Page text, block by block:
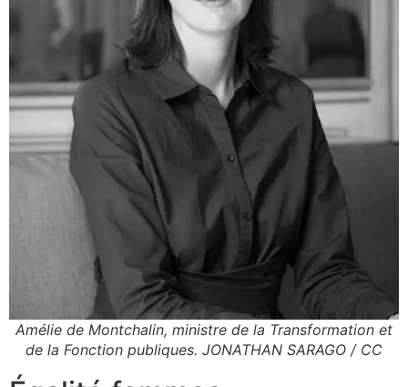
Amélie de Montchalin, ministre de la Transformation et
de la Fonction publiques. JONATHAN SARAGO / CC